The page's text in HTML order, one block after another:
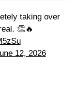
taking over
👏🔥
12, 2026